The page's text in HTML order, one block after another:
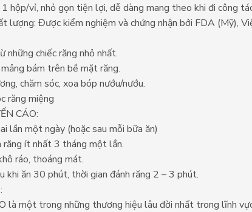
hộp/vỉ, nhỏ gọn tiện lợi, dễ dàng mang theo khi đi công
lượng: Được kiểm nghiệm và chứng nhận bởi FDA (Mỹ),
những chiếc răng nhỏ nhất.
bám trên bề mặt răng.
chăm sóc, xoa bóp nướu/nướu.
răng miệng
CÁO:
lần một ngày (hoặc sau mỗi bữa ăn)
răng ít nhất 3 tháng một lần.
ráo, thoáng mát.
khi ăn 30 phút, thời gian đánh răng 2 – 3 phút.
là một trong những thương hiệu lâu đời nhất trong lĩnh